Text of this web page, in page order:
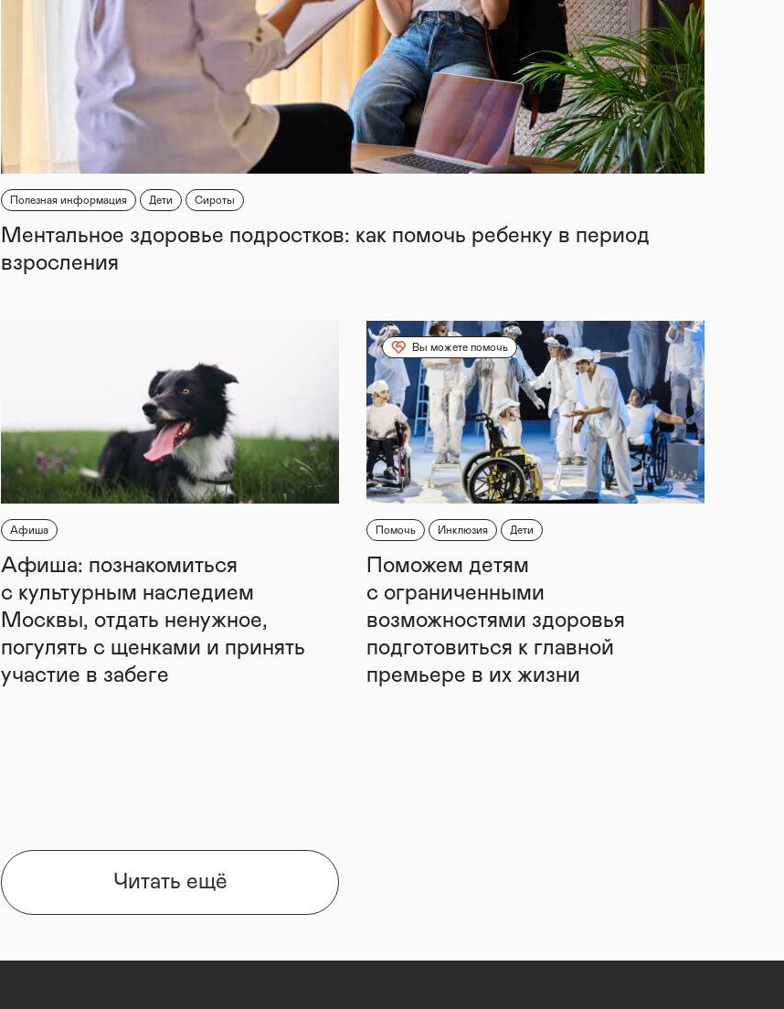
Полезная информация Дети Сироты
Ментальное здоровье подростков: как помочь ребенку в период
взросления
Афиша
Афиша: познакомиться
с культурным наследием
Москвы, отдать ненужное,
погулять с щенками и принять
участие в забеге
Вы можете помочь
Помочь Инклюзия Дети
Поможем детям
с ограниченными
возможностями здоровья
подготовиться к главной
премьере в их жизни
Читать ещё